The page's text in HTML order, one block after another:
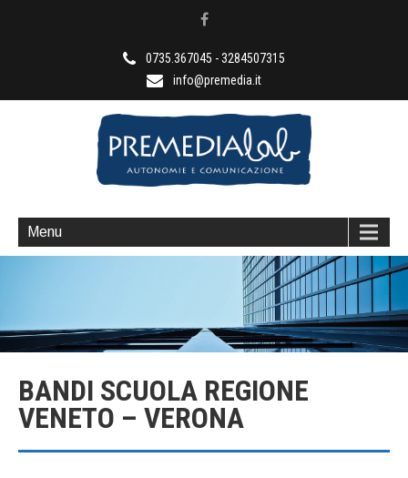
0735.367045 - 3284507315
info@premedia.it
Menu
BANDI SCUOLA REGIONE
VENETO – VERONA